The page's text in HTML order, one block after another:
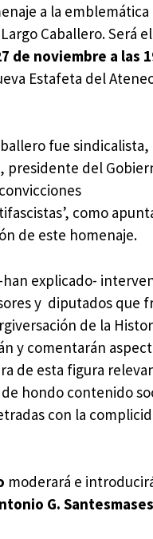
a la emblemática
Caballero. Será el
de noviembre a las
Estafeta del
fue sindicalista,
presidente del
como
de este homenaje.
han explicado-
y diputados que
de la
y comentarán
de esta figura
hondo contenido
con la
moderará e
G.